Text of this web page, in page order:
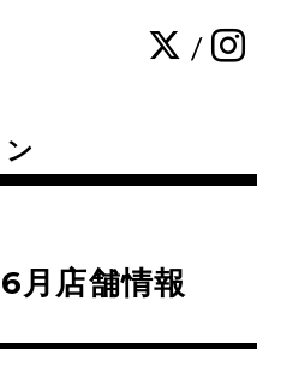
/
月店舗情報